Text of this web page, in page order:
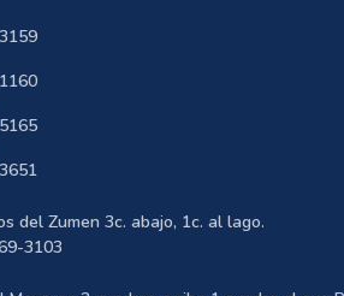
del Zumen 3c. abajo, 1c. al lago.
3103